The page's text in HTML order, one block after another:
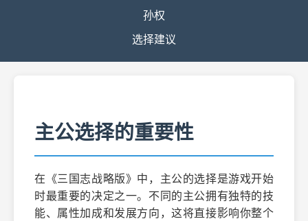
孙权
选择建议
主公选择的重要性
在《三国志战略版》中，主公的选择是游戏开始
时最重要的决定之一。不同的主公拥有独特的技
能、属性加成和发展方向，这将直接影响你整个